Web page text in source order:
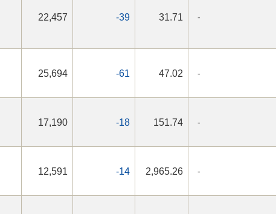
22,457 -39 31.71 -
25,694 -61 47.02 -
17,190 -18 151.74 -
12,591 -14 2,965.26 -